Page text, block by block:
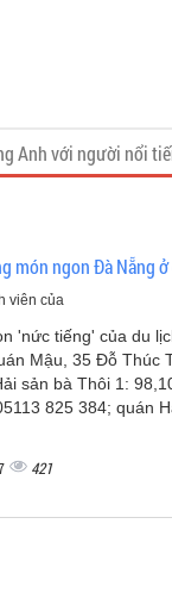
Anh với người nổi
món ngon Đà Nẵng ở
viên của
'nức tiếng' của du
Mậu, 35 Đỗ Thúc
sản bà Thôi 1:
825 384; quán
421